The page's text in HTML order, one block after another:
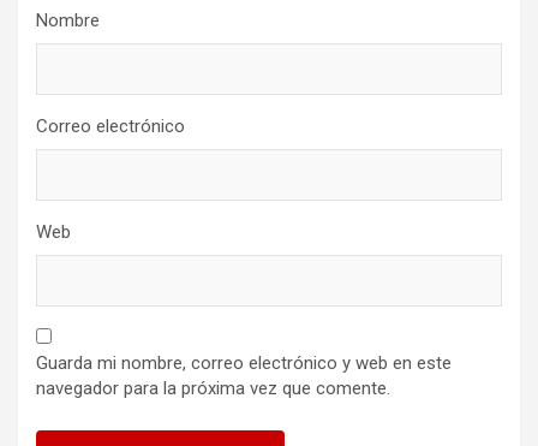
Nombre
Correo electrónico
Web
Guarda mi nombre, correo electrónico y web en este
navegador para la próxima vez que comente.